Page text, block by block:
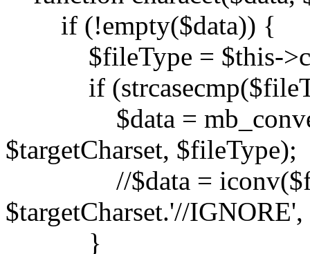
if (!empty($data)) {
$fileType = $this-
if
$data =
$targetCharset, $fileType);
//$data =
$targetCharset.'//IGNORE',
}